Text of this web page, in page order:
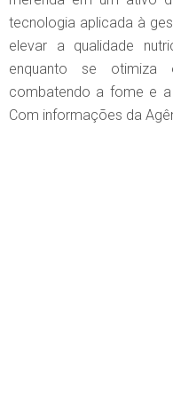
tecnologia aplicada à
elevar a qualidade
enquanto se otimiza
combatendo a fome e a
Com informações da